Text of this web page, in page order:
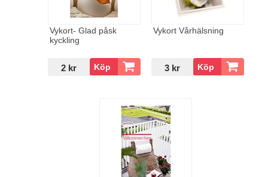
Vykort- Glad påsk
kyckling
2 kr
Vykort Vårhälsning
3 kr